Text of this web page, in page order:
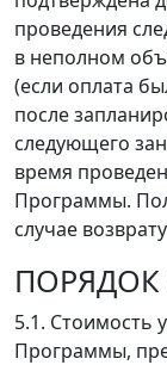
проведения
в неполном
(если оплата
после
следующего
время
Программы.
случае
ПОРЯДОК
5.1. Стоимость
Программы,